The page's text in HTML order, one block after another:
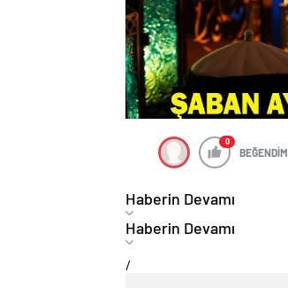
0
BEĞENDİM
Haberin Devamı
Haberin Devamı
/